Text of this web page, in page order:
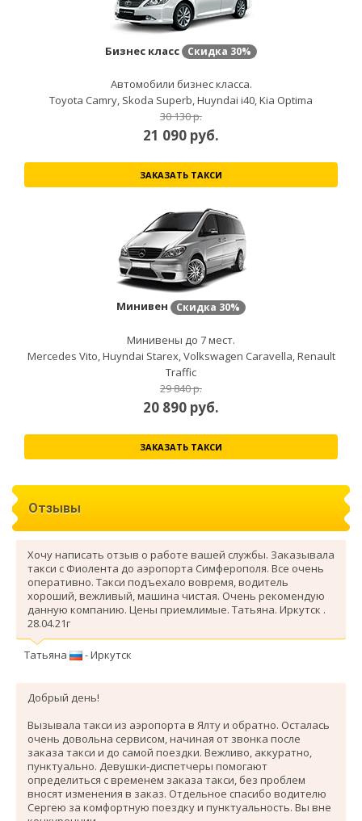
Бизнес класс Скидка 30%
Автомобили бизнес класса.
Toyota Camry, Skoda Superb, Huyndai i40, Kia Optima
30 130 р.
21 090 руб.
ЗАКАЗАТЬ ТАКСИ
Минивен Скидка 30%
Минивены до 7 мест.
Mercedes Vito, Huyndai Starex, Volkswagen Caravella, Renault
Traffic
29 840 р.
20 890 руб.
ЗАКАЗАТЬ ТАКСИ
Отзывы
Хочу написать отзыв о работе вашей службы. Заказывала
такси с Фиолента до аэропорта Симферополя. Все очень
оперативно. Такси подъехало вовремя, водитель
хороший, вежливый, машина чистая. Очень рекомендую
данную компанию. Цены приемлимые. Татьяна. Иркутск .
28.04.21г
Татьяна - Иркутск
Добрый день!
Вызывала такси из аэропорта в Ялту и обратно. Осталась
очень довольна сервисом, начиная от звонка после
заказа такси и до самой поездки. Вежливо, аккуратно,
пунктуально. Девушки-диспетчеры помогают
определиться с временем заказа такси, без проблем
вносят изменения в заказ. Отдельное спасибо водителю
Сергею за комфортную поездку и пунктуальность. Вы вне